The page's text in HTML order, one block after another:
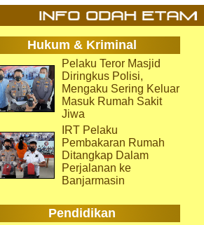
Hukum & Kriminal
Pelaku Teror Masjid
Diringkus Polisi,
Mengaku Sering Keluar
Masuk Rumah Sakit
Jiwa
IRT Pelaku
Pembakaran Rumah
Ditangkap Dalam
Perjalanan ke
Banjarmasin
Pendidikan